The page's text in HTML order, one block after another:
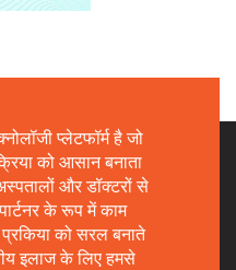
प्लेटफॉर्म है जो
को आसान बनाता
और डॉक्टरों से
के रूप में काम
को सरल बनाते
इलाज के लिए हमसे